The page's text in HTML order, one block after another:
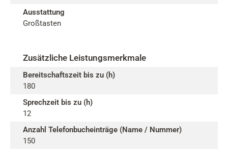
Ausstattung
Großtasten
Zusätzliche Leistungsmerkmale
Bereitschaftszeit bis zu (h)
180
Sprechzeit bis zu (h)
12
Anzahl Telefonbucheinträge (Name / Nummer)
150